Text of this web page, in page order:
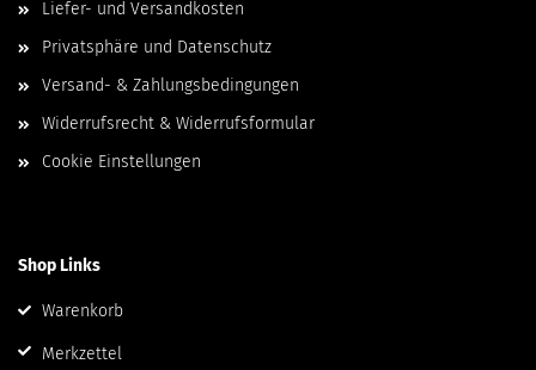
Liefer- und Versandkosten
Privatsphäre und Datenschutz
Versand- & Zahlungsbedingungen
Widerrufsrecht & Widerrufsformular
Cookie Einstellungen
Shop Links
Warenkorb
Merkzettel